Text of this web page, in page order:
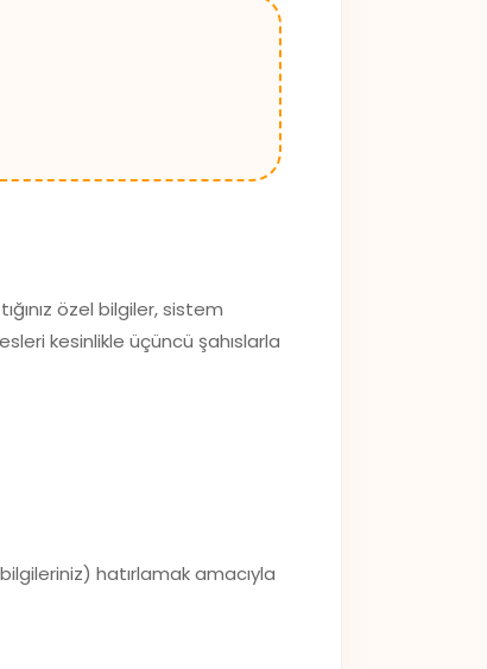
özel bilgiler, sistem
kesinlikle üçüncü şahıslarla
hatırlamak amacıyla